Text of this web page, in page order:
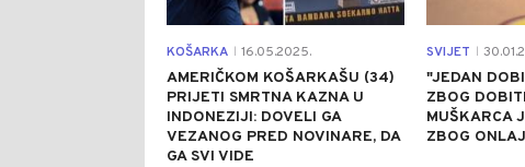
KOŠARKA 16.05.2025.
AMERIČKOM KOŠARKAŠU (34)
PRIJETI SMRTNA KAZNA U
INDONEZIJI: DOVELI GA
VEZANOG PRED NOVINARE, DA
GA SVI VIDE
SVIJET
"JEDAN
ZBOG
MUŠKARCA
ZBOG